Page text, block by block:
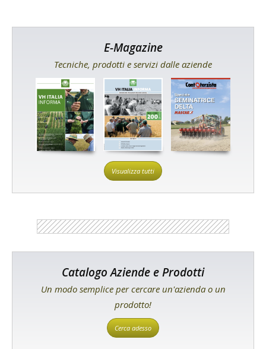
E-Magazine
Tecniche, prodotti e servizi dalle aziende
Visualizza tutti
Catalogo Aziende e Prodotti
Un modo semplice per cercare un'azienda o un
prodotto!
Cerca adesso